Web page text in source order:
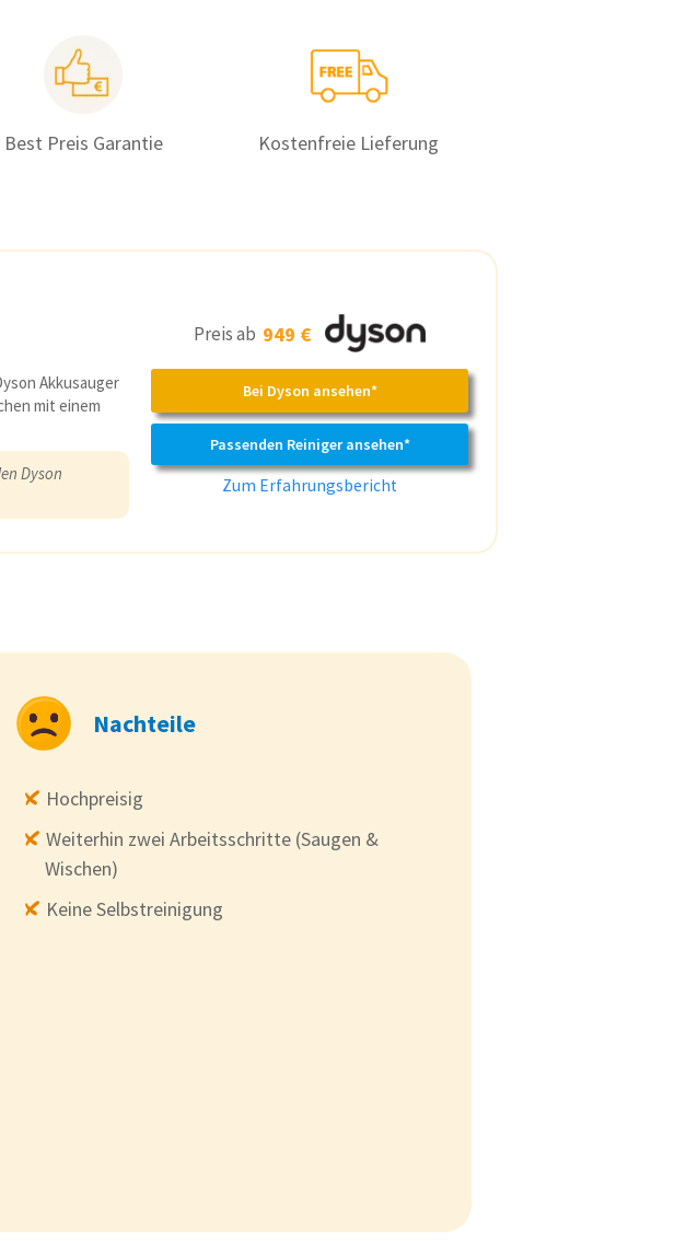
Best Preis Garantie Kostenfreie Lieferung
Akkusauger
mit einem
Dyson
Preis ab 949 €
Bei Dyson ansehen*
Passenden Reiniger ansehen*
Zum Erfahrungsbericht
Nachteile
Hochpreisig
Weiterhin zwei Arbeitsschritte (Saugen &
Wischen)
Keine Selbstreinigung